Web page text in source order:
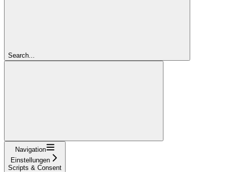
Search...
Navigation
Einstellungen
Scripts & Consent